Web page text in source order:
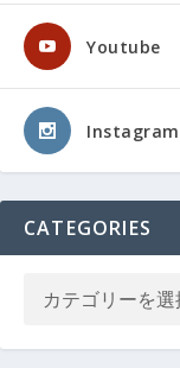
Youtube
Instagram
CATEGORIES